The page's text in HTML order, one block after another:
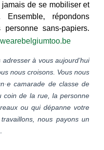
jamais de se mobiliser et
répondons
sans-papiers.
à vous aujourd’hui
nous croisons. Vous nous
camarade de classe de
coin de la rue, la personne
ou qui dépanne votre
nous payons un